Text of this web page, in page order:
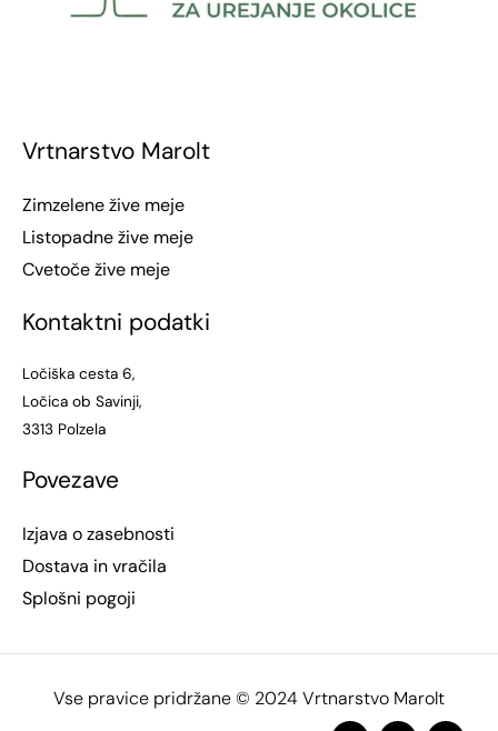
Vrtnarstvo Marolt
Zimzelene žive meje
Listopadne žive meje
Cvetoče žive meje
Kontaktni podatki
Ločiška cesta 6,
Ločica ob Savinji,
3313 Polzela
Povezave
Izjava o zasebnosti
Dostava in vračila
Splošni pogoji
Vse pravice pridržane © 2024 Vrtnarstvo Marolt